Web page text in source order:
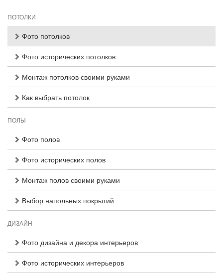
ПОТОЛКИ
Фото потолков
Фото исторических потолков
Монтаж потолков своими руками
Как выбрать потолок
ПОЛЫ
Фото полов
Фото исторических полов
Монтаж полов своими руками
Выбор напольных покрытий
ДИЗАЙН
Фото дизайна и декора интерьеров
Фото исторических интерьеров